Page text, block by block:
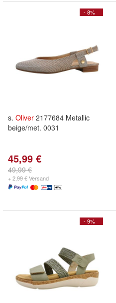
- 8%
s. Oliver 2177684 Metallic
beige/met. 0031
45,99 €
49,99 €
+ 2,99 € Versand
- 9%